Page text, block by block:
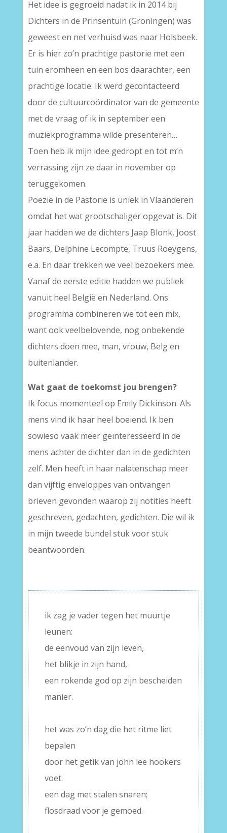
Het idee is gegroeid nadat ik in 2014 bij
Dichters in de Prinsentuin (Groningen) was
geweest en net verhuisd was naar Holsbeek.
Er is hier zo’n prachtige pastorie met een
tuin eromheen en een bos daarachter, een
prachtige locatie. Ik werd gecontacteerd
door de cultuurcoördinator van de gemeente
met de vraag of ik in september een
muziekprogramma wilde presenteren…
Toen heb ik mijn idee gedropt en tot m’n
verrassing zijn ze daar in november op
teruggekomen.
Poëzie in de Pastorie is uniek in Vlaanderen
omdat het wat grootschaliger opgevat is. Dit
jaar hadden we de dichters Jaap Blonk, Joost
Baars, Delphine Lecompte, Truus Roeygens,
e.a. En daar trekken we veel bezoekers mee.
Vanaf de eerste editie hadden we publiek
vanuit heel België en Nederland. Ons
programma combineren we tot een mix,
want ook veelbelovende, nog onbekende
dichters doen mee, man, vrouw, Belg en
buitenlander.
Wat gaat de toekomst jou brengen?
Ik focus momenteel op Emily Dickinson. Als
mens vind ik haar heel boeiend. Ik ben
sowieso vaak meer geïnteresseerd in de
mens achter de dichter dan in de gedichten
zelf. Men heeft in haar nalatenschap meer
dan vijftig enveloppes van ontvangen
brieven gevonden waarop zij notities heeft
geschreven, gedachten, gedichten. Die wil ik
in mijn tweede bundel stuk voor stuk
beantwoorden.
ik zag je vader tegen het muurtje
leunen:
de eenvoud van zijn leven,
het blikje in zijn hand,
een rokende god op zijn bescheiden
manier.
het was zo’n dag die het ritme liet
bepalen
door het getik van john lee hookers
voet.
een dag met stalen snaren;
flosdraad voor je gemoed.